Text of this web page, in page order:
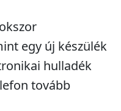
egy új készülék
hulladék
tovább